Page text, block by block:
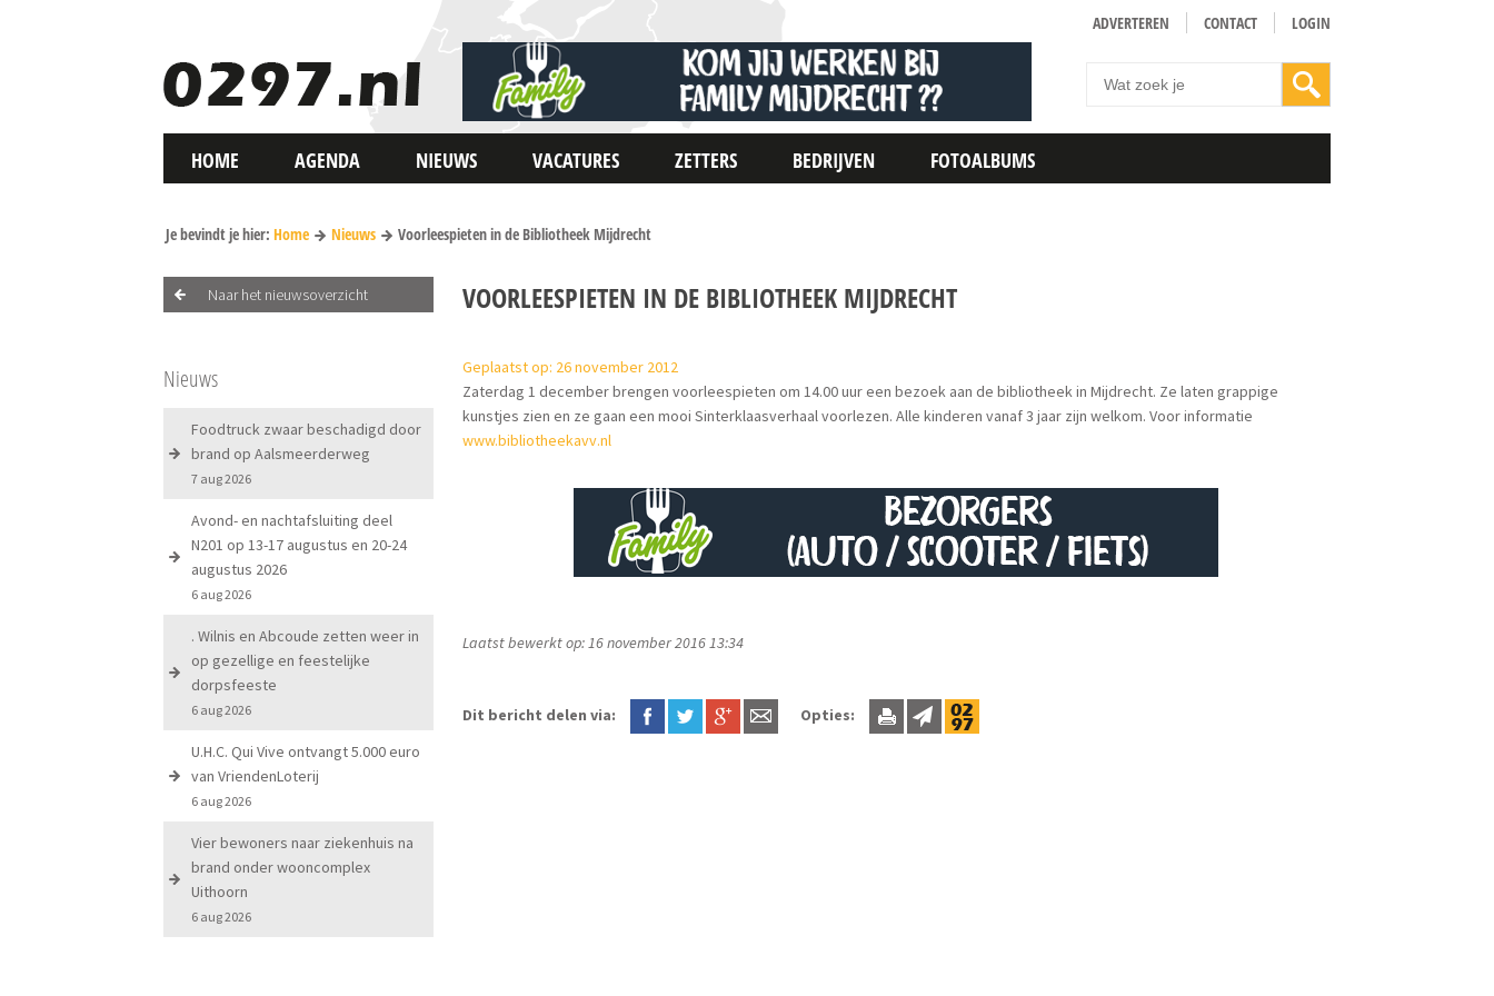
ADVERTEREN CONTACT LOGIN
HOME AGENDA NIEUWS VACATURES ZETTERS BEDRIJVEN FOTOALBUMS
Je bevindt je hier: Home Nieuws Voorleespieten in de Bibliotheek Mijdrecht
Naar het nieuwsoverzicht
Nieuws
Foodtruck zwaar beschadigd door
brand op Aalsmeerderweg
7 aug 2026
Avond- en nachtafsluiting deel
N201 op 13-17 augustus en 20-24
augustus 2026
6 aug 2026
. Wilnis en Abcoude zetten weer in
op gezellige en feestelijke
dorpsfeeste
6 aug 2026
U.H.C. Qui Vive ontvangt 5.000 euro
van VriendenLoterij
6 aug 2026
Vier bewoners naar ziekenhuis na
brand onder wooncomplex
Uithoorn
6 aug 2026
VOORLEESPIETEN IN DE BIBLIOTHEEK MIJDRECHT
Geplaatst op: 26 november 2012
Zaterdag 1 december brengen voorleespieten om 14.00 uur een bezoek aan de bibliotheek in Mijdrecht. Ze laten grappige
kunstjes zien en ze gaan een mooi Sinterklaasverhaal voorlezen. Alle kinderen vanaf 3 jaar zijn welkom. Voor informatie
www.bibliotheekavv.nl
Laatst bewerkt op: 16 november 2016 13:34
Dit bericht delen via: Opties: